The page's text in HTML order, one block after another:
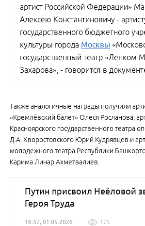
артист Российской Федерации»
Алексею Константиновичу -
государственного бюджетного
культуры города Москвы
государственный театр «Ленком
Захарова», - говорится в
Также аналогичные награды получили
«Кремлёвский балет» Олеся Росланова,
Красноярского государственного театра
Д.А. Хворостовского Юрий Кудрявцев и
молодежного театра Республики
Карима Линар Ахметвалиев.
Путин присвоил Неёловой
Героя Труда
16:37, 01.05.2026 175